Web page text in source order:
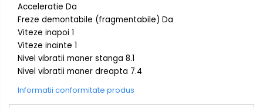
Acceleratie Da
Freze demontabile (fragmentabile) Da
Viteze inapoi 1
Viteze inainte 1
Nivel vibratii maner stanga 8.1
Nivel vibratii maner dreapta 7.4
Informatii conformitate produs